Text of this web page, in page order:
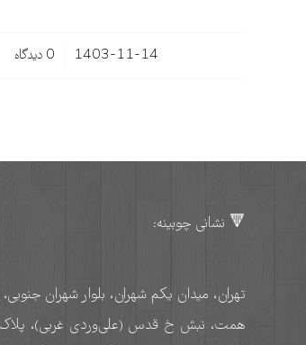
1403-11-14
/ 0 دیدگاه‌
🔻 نشانی چوبینه:
تهران، میدان یکم شهران، بلوار شهران